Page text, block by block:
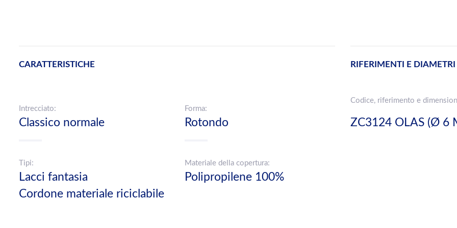
CARATTERISTICHE
Intrecciato:
Classico normale
Forma:
Rotondo
Tipi:
Lacci fantasia
Cordone materiale riciclabile
Materiale della copertura:
Polipropilene 100%
RIFERIMENTI E DIAMETRI
Codice, riferimento e
ZC3124 OLAS (Ø 6